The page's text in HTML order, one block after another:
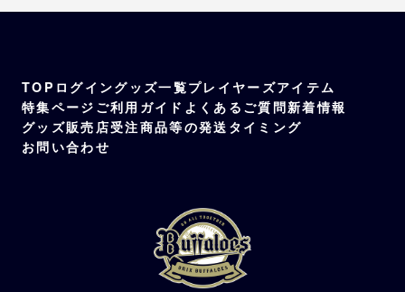
TOP ログイングッズ一覧プレイヤーズアイテム
特集ページ ご利用ガイド よくあるご質問新着情報
グッズ販売店受注商品等の発送タイミング
お問い合わせ